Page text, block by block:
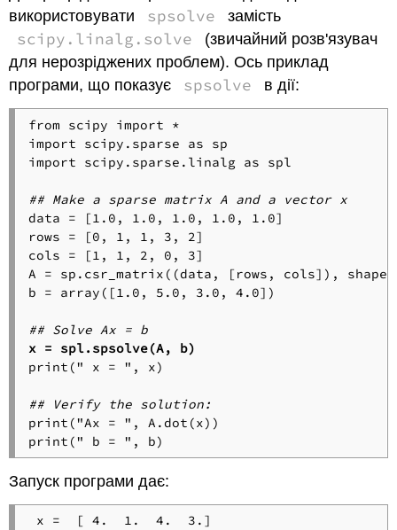
використовувати
spsolve замість
scipy.linalg.solve
(звичайний розв'язувач
для нерозріджених проблем). Ось приклад
програми, що показує
spsolve в дії:
from scipy import *
import scipy.sparse as sp
import scipy.sparse.linalg as spl
## Make a sparse matrix A and a vector x
data = [1.0, 1.0, 1.0, 1.0, 1.0]
rows = [0, 1, 1, 3, 2]
cols = [1, 1, 2, 0, 3]
A = sp.csr_matrix((data, [rows, cols]),
b = array([1.0, 5.0, 3.0, 4.0])
## Solve Ax = b
x = spl.spsolve(A, b)
print(" x = ", x)
## Verify the solution:
print("Ax = ", A.dot(x))
Запуск програми дає:
x =  [ 4.  1.  4.  3.]